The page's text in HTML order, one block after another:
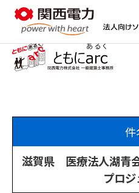
特集ページ
コスト削減
件
滋賀県 医療法人湖青
プロ